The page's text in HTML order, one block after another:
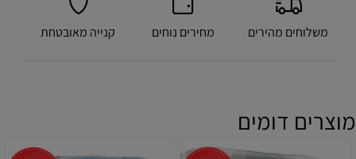
משלוחים מהירים מחירים נוחים קנייה מאובטחת
מוצרים דומים